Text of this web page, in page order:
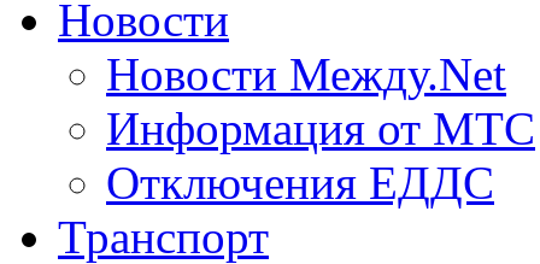
Новости
Новости Между.Net
Информация от МТС
Отключения ЕДДС
Транспорт